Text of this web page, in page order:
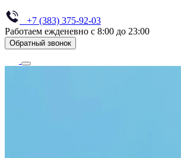
+7 (383) 375-92-03
Работаем ежденевно с 8:00 до 23:00
Обратный звонок